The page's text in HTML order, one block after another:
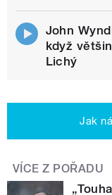
John
když
Lichý
Jak
VÍCE Z POŘADU